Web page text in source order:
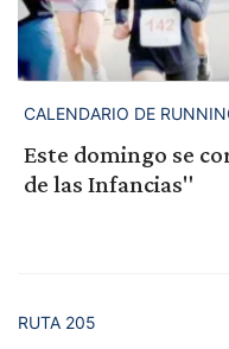
CALENDARIO DE
Este domingo se
de las Infancias"
RUTA 205